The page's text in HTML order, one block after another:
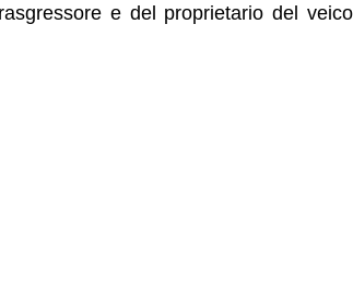
e del proprietario del